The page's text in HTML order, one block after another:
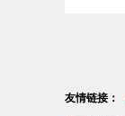
友情链接：